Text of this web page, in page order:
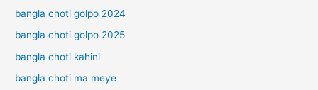
bangla choti golpo 2024
bangla choti golpo 2025
bangla choti kahini
bangla choti ma meye